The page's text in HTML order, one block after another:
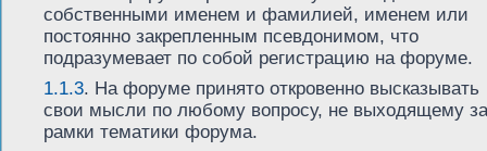
собственными именем и фамилией, именем или
постоянно закрепленным псевдонимом, что
подразумевает по собой регистрацию на форуме.
1.1.3. На форуме принято откровенно высказывать
свои мысли по любому вопросу, не выходящему за
рамки тематики форума.